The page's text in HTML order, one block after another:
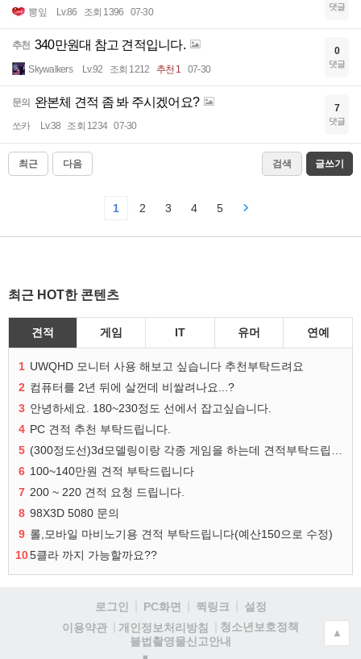
뽕잎 Lv.86 조회 1396 07-30 댓글
추천 340만원대 참고 견적입니다.
Skywalkers Lv.92 조회 1212 추천 1 07-30
0
댓글
문의 완본체 견적 좀 봐 주시겠어요?
쏘카 Lv.38 조회 1234 07-30
7
댓글
최근 다음 검색 글쓰기
1 2 3 4 5
최근 HOT한 콘텐츠
견적 게임 IT 유머 연예
1 UWQHD 모니터 사용 해보고 싶습니다 추천부탁드려요
2 컴퓨터를 2년 뒤에 살껀데 비쌀려나요...?
3 안녕하세요. 180~230정도 선에서 잡고싶습니다.
4 PC 견적 추천 부탁드립니다.
5
6 100~140만원 견적 부탁드립니다
7 200 ~ 220 견적 요청 드립니다.
8 98X3D 5080 문의
9 롤,모바일 마비노기용 견적 부탁드립니다(예산150으로 수정)
105클라 까지 가능할까요??
로그인 PC화면 퀵링크
설정
이용약관
개인정보처리방침
청소년보호정책
불법촬영물신고안내
▲